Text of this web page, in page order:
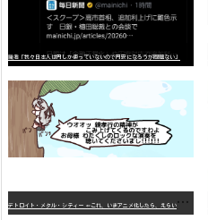
識者「我々日本人は円しか使っていないので円安になろうが問題ない」
デ
トロイト・メタル・シティー ⇐これ、いまアニメ化したら、えらいことになってたよな？